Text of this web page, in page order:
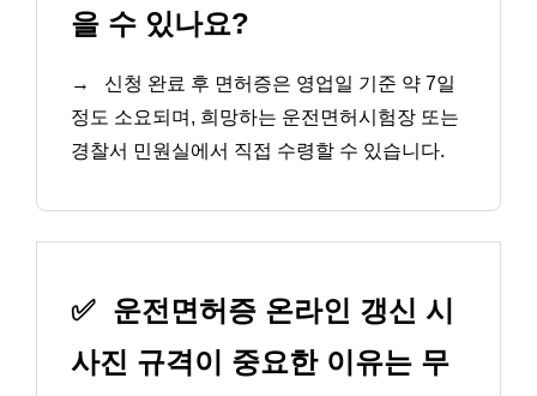
을 수 있나요?
→
신청 완료 후 면허증은 영업일 기준 약 7일
정도 소요되며, 희망하는 운전면허시험장 또는
경찰서 민원실에서 직접 수령할 수 있습니다.
✅ 운전면허증 온라인 갱신 시
사진 규격이 중요한 이유는 무